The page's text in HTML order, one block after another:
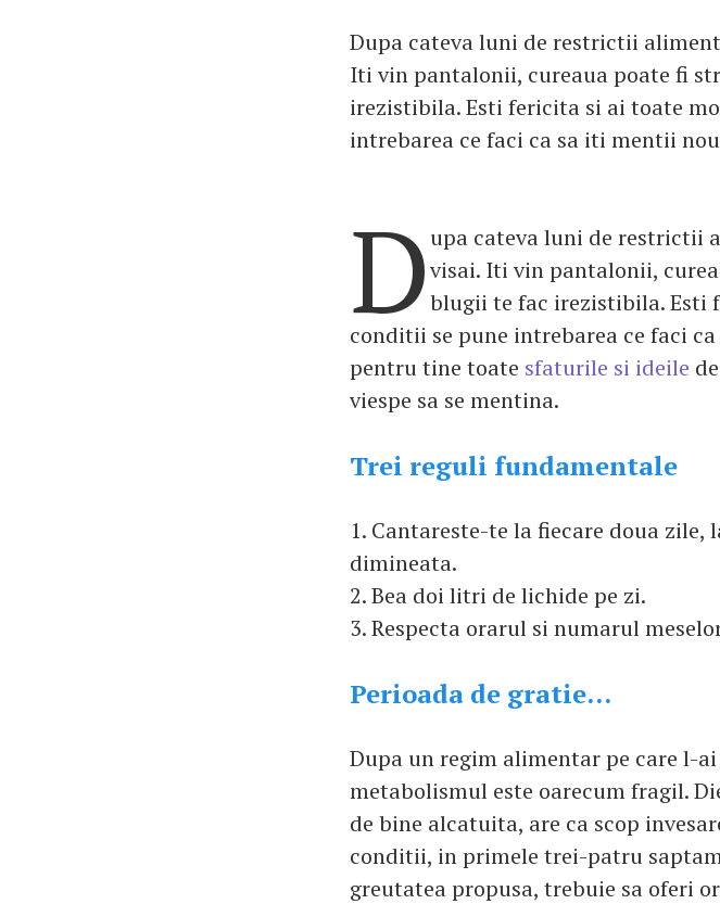
Dupa cateva luni de restrictii
Iti vin pantalonii, cureaua poate fi
irezistibila. Esti fericita si ai toate
intrebarea ce faci ca sa iti mentii
D upa cateva luni de restrictii
visai. Iti vin pantalonii,
blugii te fac irezistibila. Esti
conditii se pune intrebarea ce faci
pentru tine toate sfaturile si ideile
viespe sa se mentina.
Trei reguli fundamentale
1. Cantareste-te la fiecare doua
dimineata.
2. Bea doi litri de lichide pe zi.
3. Respecta orarul si numarul
Perioada de gratie...
Dupa un regim alimentar pe care l-
metabolismul este oarecum fragil.
de bine alcatuita, are ca scop
conditii, in primele trei-patru
greutatea propusa, trebuie sa oferi